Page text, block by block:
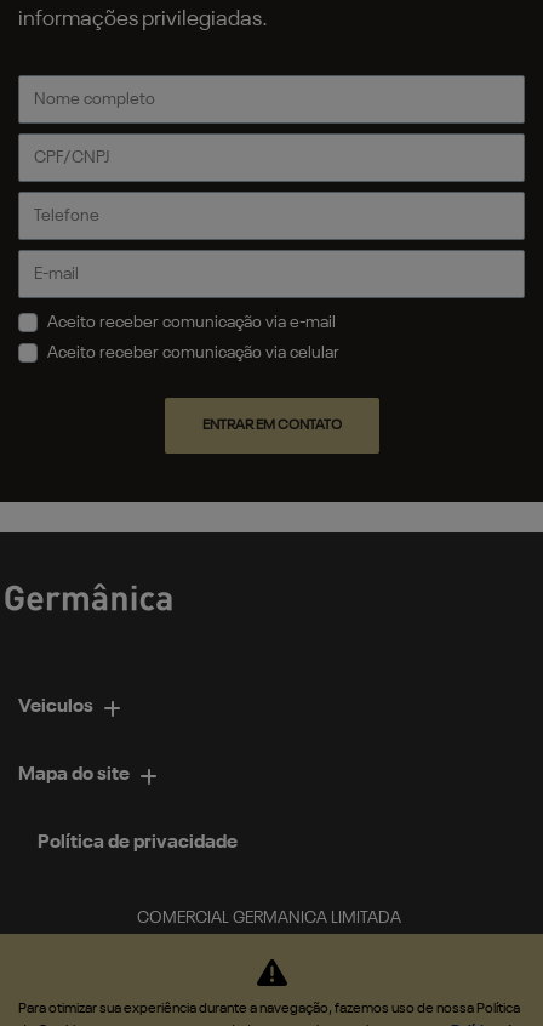
informações privilegiadas.
Aceito receber comunicação via e-mail
Aceito receber comunicação via celular
ENTRAR EM CONTATO
Veiculos
Mapa do site
Política de privacidade
COMERCIAL GERMANICA LIMITADA
CNPJ: 02.952.561/0034-84
Para otimizar sua experiência durante a navegação, fazemos uso de nossa Política